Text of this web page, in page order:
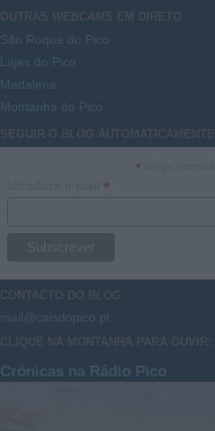
OUTRAS WEBCAMS EM DIRETO
São Roque do Pico
Lajes do Pico
Madalena
Montanha do Pico
SEGUIR O BLOG AUTOMATICAMENTE
*
*
CONTACTO DO BLOG
mail@caisdopico.pt
CLIQUE NA MONTANHA PARA OUVIR:
Crónicas na Rádio Pico